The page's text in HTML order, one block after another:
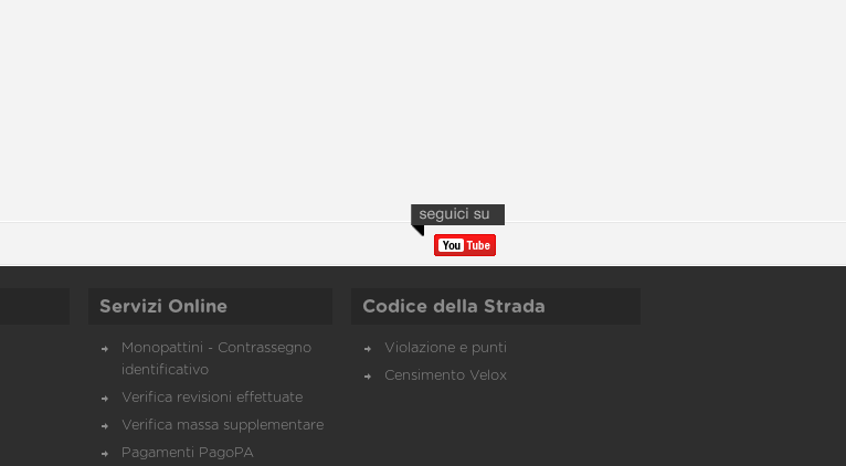
Servizi Online
Monopattini - Contrassegno
identificativo
Verifica revisioni effettuate
Verifica massa supplementare
Pagamenti PagoPA
Codice della Strada
Violazione e punti
Censimento Velox